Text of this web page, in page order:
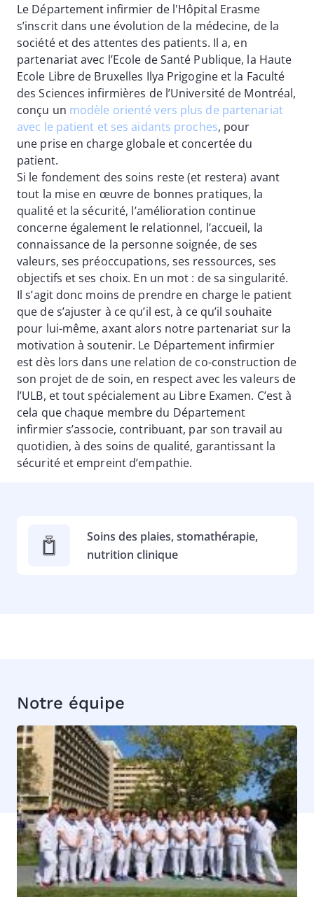
Le Département infirmier de l'Hôpital Erasme
s’inscrit dans une évolution de la médecine, de la
société et des attentes des patients. Il a, en
partenariat avec l’Ecole de Santé Publique, la Haute
Ecole Libre de Bruxelles Ilya Prigogine et la Faculté
des Sciences infirmières de l’Université de Montréal,
conçu un modèle orienté vers plus de partenariat
avec le patient et ses aidants proches, pour
une prise en charge globale et concertée du
patient.
Si le fondement des soins reste (et restera) avant
tout la mise en œuvre de bonnes pratiques, la
qualité et la sécurité, l’amélioration continue
concerne également le relationnel, l’accueil, la
connaissance de la personne soignée, de ses
valeurs, ses préoccupations, ses ressources, ses
objectifs et ses choix. En un mot : de sa singularité.
Il s’agit donc moins de prendre en charge le patient
que de s’ajuster à ce qu’il est, à ce qu’il souhaite
pour lui-même, axant alors notre partenariat sur la
motivation à soutenir. Le Département infirmier
est dès lors dans une relation de co-construction de
son projet de de soin, en respect avec les valeurs de
l’ULB, et tout spécialement au Libre Examen. C’est à
cela que chaque membre du Département
infirmier s’associe, contribuant, par son travail au
quotidien, à des soins de qualité, garantissant la
sécurité et empreint d’empathie.
Soins des plaies, stomathérapie,
nutrition clinique
Notre équipe
Image